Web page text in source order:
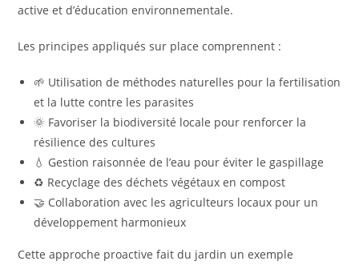
active et d’éducation environnementale.
Les principes appliqués sur place comprennent :
🌱 Utilisation de méthodes naturelles pour la fertilisation
et la lutte contre les parasites
🌞 Favoriser la biodiversité locale pour renforcer la
résilience des cultures
💧 Gestion raisonnée de l’eau pour éviter le gaspillage
♻️ Recyclage des déchets végétaux en compost
🤝 Collaboration avec les agriculteurs locaux pour un
développement harmonieux
Cette approche proactive fait du jardin un exemple